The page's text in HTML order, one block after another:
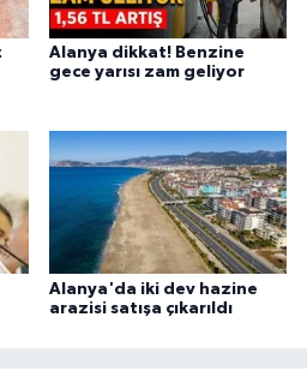
Alanya dikkat! Benzine
gece yarısı zam geliyor
Alanya'da iki dev hazine
arazisi satışa çıkarıldı